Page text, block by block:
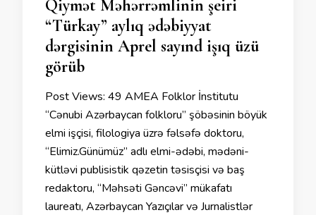
Qiymət Məhərrəmlinin şeiri
“Türkay” aylıq ədəbiyyat
dərgisinin Aprel sayınd işıq üzü
görüb
Post Views: 49 AMEA Folklor İnstitutu
“Cənubi Azərbaycan folkloru” şöbəsinin böyük
elmi işçisi, filologiya üzrə fəlsəfə doktoru,
“Elimiz.Günümüz” adlı elmi-ədəbi, mədəni-
kütləvi publisistik qəzetin təsisçisi və baş
redaktoru, “Məhsəti Gəncəvi” mükafatı
laureatı, Azərbaycan Yazıçılar və Jurnalistlər